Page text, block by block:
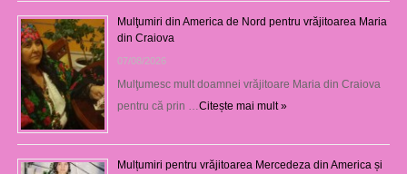
Mulţumiri din America de Nord pentru vrăjitoarea Maria
din Craiova
07/08/2026
Mulţumesc mult doamnei vrăjitoare Maria din Craiova
pentru că prin … Citește mai mult »
Mulțumiri pentru vrăjitoarea Mercedeza din America și